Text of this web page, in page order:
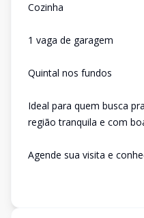
Cozinha
1 vaga de garagem
Quintal nos fundos
Ideal para quem busca
região tranquila e com
Agende sua visita e